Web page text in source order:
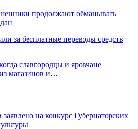
продолжают обманывать
за бесплатные переводы средств
славгородцы и яровчане
магазинов и…
заявлено на конкурс Губернаторских